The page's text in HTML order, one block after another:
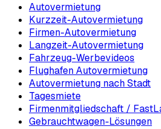
Autovermietung
Kurzzeit-Autovermietung
Firmen-Autovermietung
Langzeit-Autovermietung
Fahrzeug-Werbevideos
Flughafen Autovermietung
Autovermietung nach Stadt
Tagesmiete
Firmenmitgliedschaft /
Gebrauchtwagen-Lösungen